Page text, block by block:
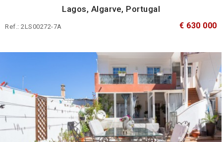
Lagos, Algarve, Portugal
Ref.: 2LS00272-7A € 630 000